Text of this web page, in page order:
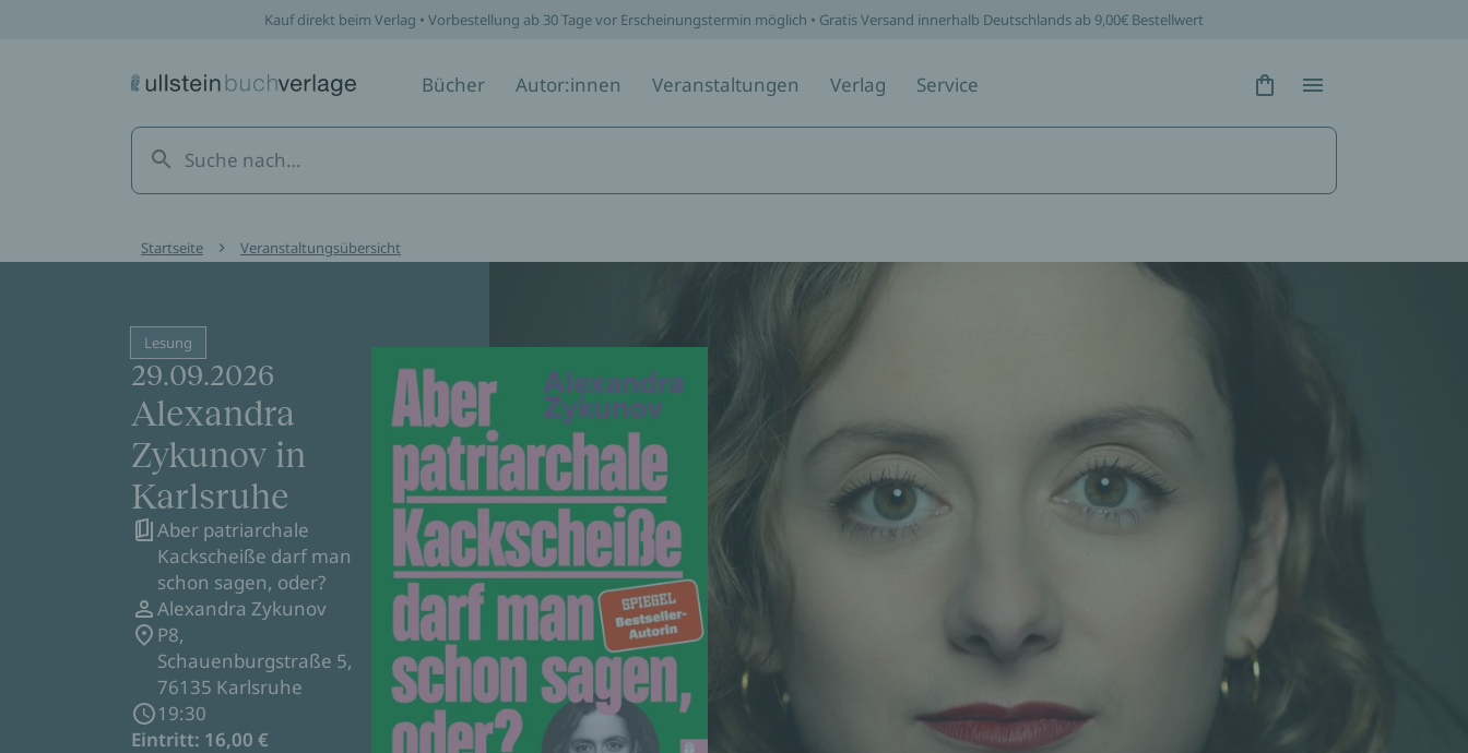
Kauf direkt beim Verlag • Vorbestellung ab 30 Tage vor Erscheinungstermin möglich • Gratis Versand innerhalb Deutschlands ab 9,00€ Bestellwert
Bücher Autor:innen Veranstaltungen Verlag Service Hidden Text
Hidden Text
Startseite Veranstaltungsübersicht
Lesung
29.09.2026
Alexandra
Zykunov in
Karlsruhe
Aber patriarchale
Kackscheiße darf man
schon sagen, oder?
Alexandra Zykunov
P8,
Schauenburgstraße 5,
76135 Karlsruhe
19:30
Eintritt: 16,00 €